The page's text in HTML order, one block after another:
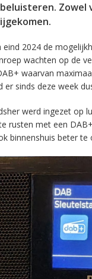
Zowel
2024 de
wachten op de
waarvan
sinds deze week
werd ingezet op
rusten met een
binnenshuis beter te